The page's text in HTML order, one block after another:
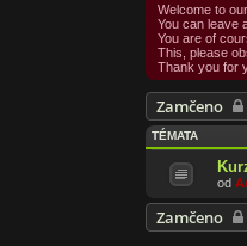
Welcome to
You can leave
You are of
This, please
Thank you for
Zamčeno
TÉMATA
od
Zamčeno